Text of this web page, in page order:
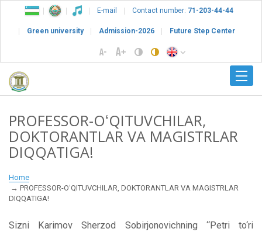
E-mail Contact number: 71-203-44-44
Green university Admission-2026 Future Step Center
PROFESSOR-OʻQITUVCHILAR,
DOKTORANTLAR VA MAGISTRLAR
DIQQATIGA!
Home
PROFESSOR-OʻQITUVCHILAR, DOKTORANTLAR VA MAGISTRLAR
DIQQATIGA!
Sizni Karimov Sherzod Sobirjonovichning “Petri to‘ri